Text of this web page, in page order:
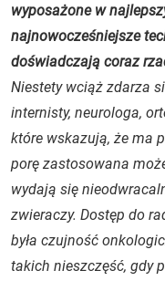
wyposażone w
najnowocześniejsze
doświadczają coraz
Niestety wciąż zdarza
internisty, neurologa,
które wskazują, że ma
porę zastosowana
wydają się
zwieraczy. Dostęp do
była czujność
takich nieszczęść, gdy